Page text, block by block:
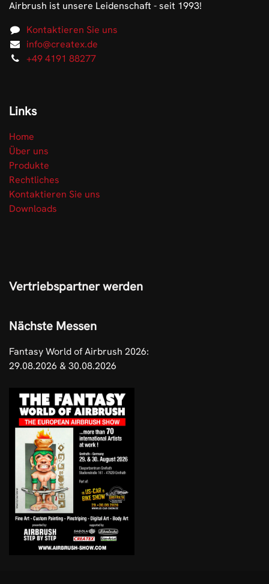
Airbrush ist unsere Leidenschaft - seit 1993!
Kontaktieren Sie uns
info@createx.de
+49 4191 88277
Links
Home
Über uns
Produkte
Rechtliches
Kontaktieren Sie uns
Downloads
Vertriebspartner werden
Nächste Messen
Fantasy World of Airbrush 2026:
29.08.2026 & 30.08.2026